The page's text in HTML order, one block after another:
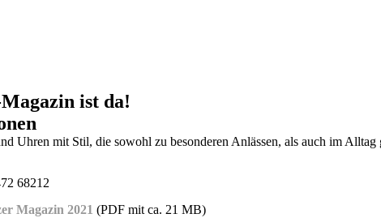
Magazin ist da!
Uhren mit Stil, die sowohl zu besonderen Anlässen, als auch im Alltag
68212
Magazin 2021 (PDF mit ca. 21 MB)